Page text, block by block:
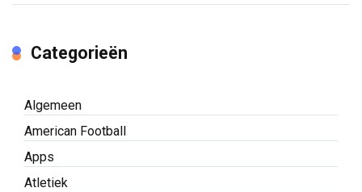
Categorieën
Algemeen
American Football
Apps
Atletiek